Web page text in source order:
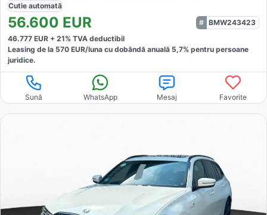
Cutie automată
56.600 EUR
BMW243423
46.777 EUR + 21% TVA deductibil
Leasing de la 570 EUR/luna cu dobăndă anuală 5,7% pentru persoane
juridice.
Sună WhatsApp Mesaj Favorite